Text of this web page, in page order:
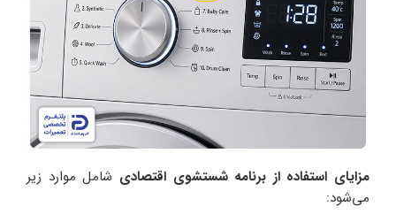
مزایای استفاده از برنامه شستشوی اقتصادی شامل موارد زیر
می‌شود: